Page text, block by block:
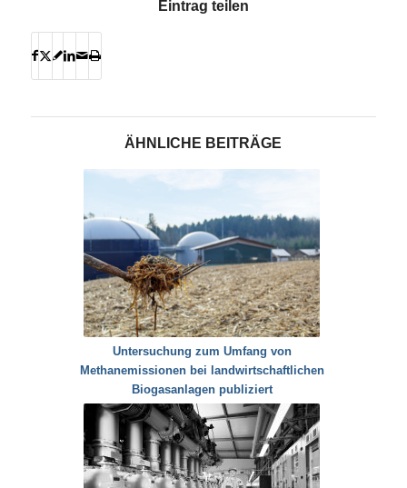
Eintrag teilen
ÄHNLICHE BEITRÄGE
Untersuchung zum Umfang von
Methanemissionen bei landwirtschaftlichen
Biogasanlagen publiziert